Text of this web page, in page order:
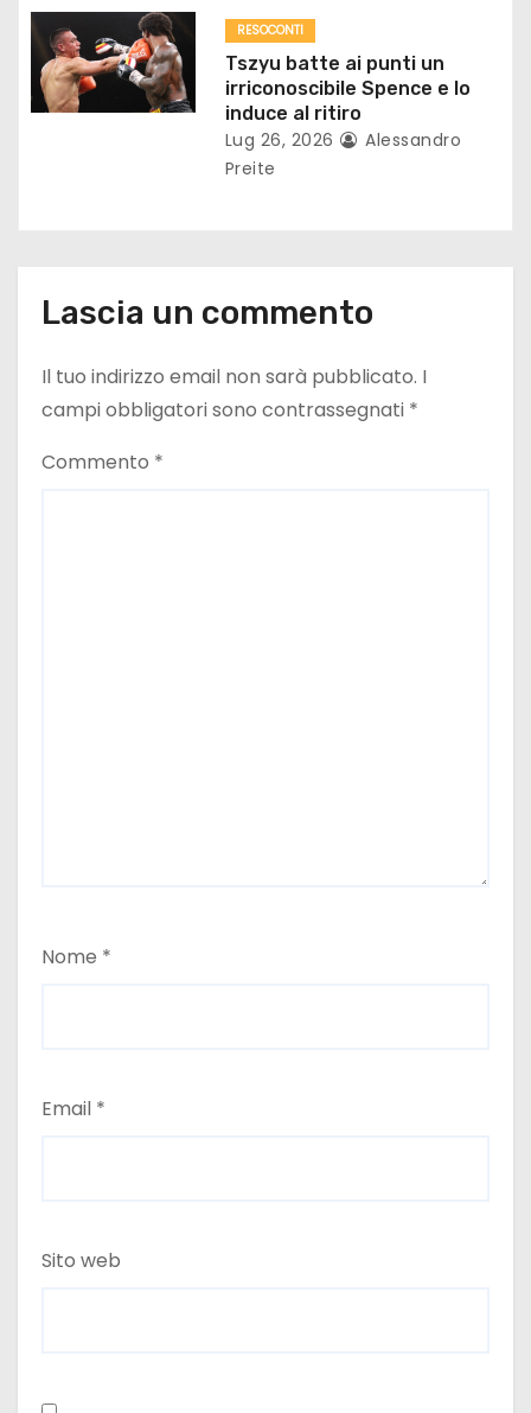
l
i
RESOCONTI
Tszyu batte ai punti un
irriconoscibile Spence e lo
induce al ritiro
Lug 26, 2026
Alessandro
Preite
Lascia un commento
Il tuo indirizzo email non sarà pubblicato. I
campi obbligatori sono contrassegnati *
Commento *
Nome *
Email *
Sito web